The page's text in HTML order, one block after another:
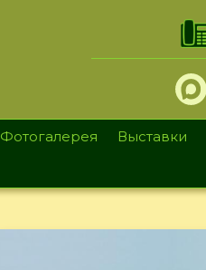
Фотогалерея Выставки